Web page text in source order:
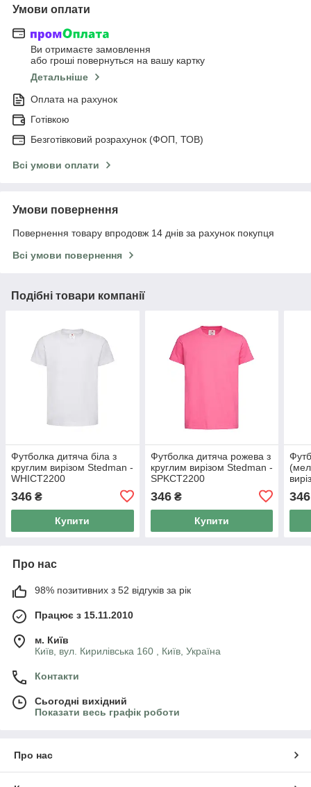
Умови оплати
Ви отримаєте замовлення
або гроші повернуться на вашу картку
Детальніше
Оплата на рахунок
Готівкою
Безготівковий розрахунок (ФОП, ТОВ)
Всі умови оплати
Умови повернення
Повернення товару впродовж 14 днів за рахунок покупця
Всі умови повернення
Подібні товари компанії
Футболка дитяча біла з
круглим вирізом Stedman -
WHICT2200
346 ₴
Купити
Футболка дитяча рожева з
круглим вирізом Stedman -
SPKCT2200
346₴
Купити
346
Про нас
98% позитивних з 52 відгуків за рік
Працює з 15.11.2010
м. Київ
Київ, вул. Кирилівська 160 , Київ, Україна
Контакти
Сьогодні вихідний
Показати весь графік роботи
Про нас